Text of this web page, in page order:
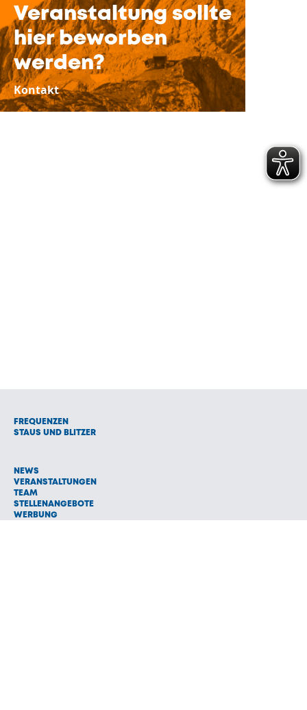
Veranstaltung sollte
hier beworben
werden?
Kontakt
FREQUENZEN
STAUS UND BLITZER
NEWS
VERANSTALTUNGEN
TEAM
STELLENANGEBOTE
WERBUNG